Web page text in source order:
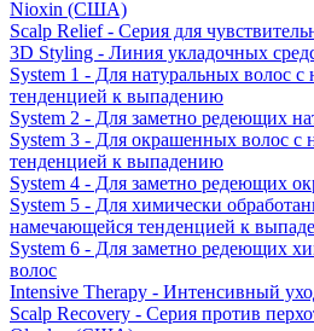
Nioxin (США)
Scalp Relief - Серия для
3D Styling - Линия укладочных
System 1 - Для натуральных волос
тенденцией к выпадению
System 2 - Для заметно редеющих
System 3 - Для окрашенных волос с
тенденцией к выпадению
System 4 - Для заметно редеющих
System 5 - Для химически
намечающейся тенденцией к
System 6 - Для заметно редеющих
волос
Intensive Therapy - Интенсивный
Scalp Recovery - Серия против